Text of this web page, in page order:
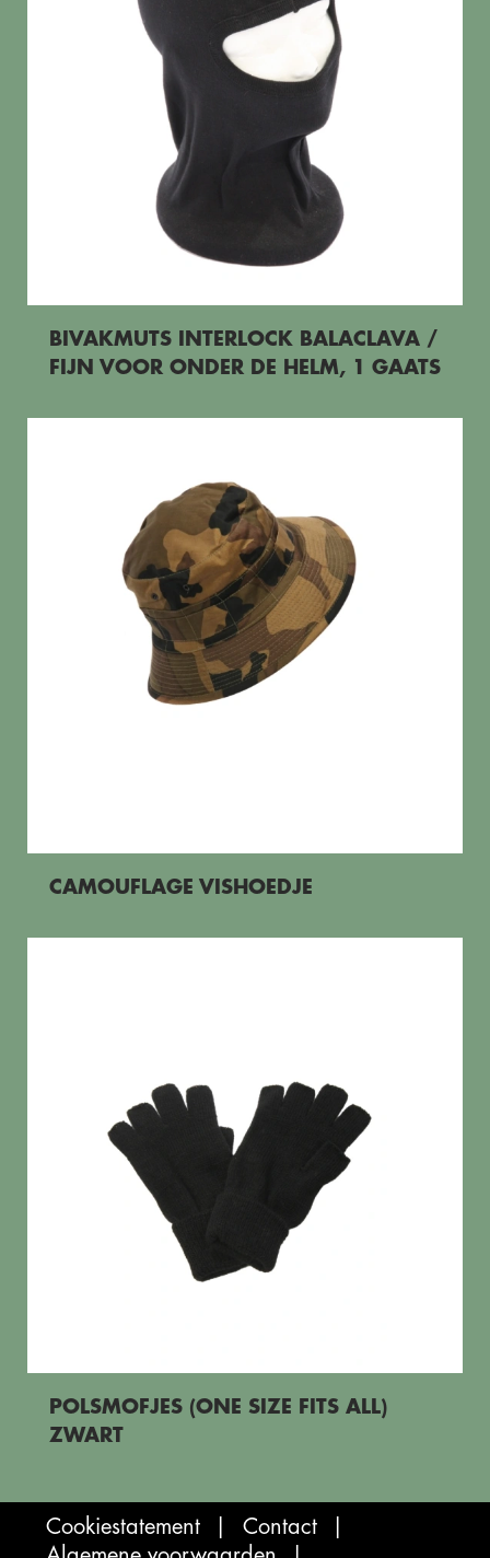
BIVAKMUTS INTERLOCK BALACLAVA /
FIJN VOOR ONDER DE HELM, 1 GAATS
CAMOUFLAGE VISHOEDJE
POLSMOFJES (ONE SIZE FITS ALL)
ZWART
Cookiestatement
Contact